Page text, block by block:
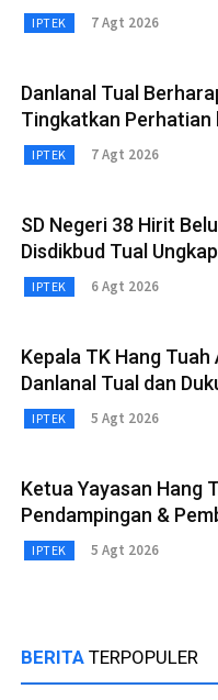
IPTEK 7 Agt 2026
Danlanal Tual
Tingkatkan Perhatian
IPTEK 7 Agt 2026
SD Negeri 38 Hirit
Disdikbud Tual
IPTEK 6 Agt 2026
Kepala TK Hang
Danlanal Tual dan
IPTEK 5 Agt 2026
Ketua Yayasan Hang
Pendampingan &
IPTEK 5 Agt 2026
BERITA TERPOPULER